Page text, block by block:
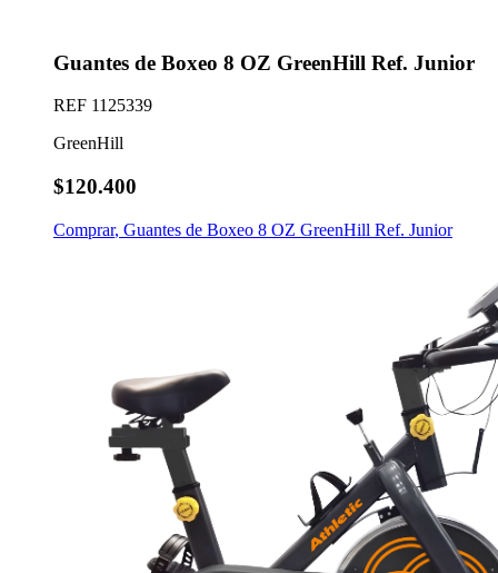
Guantes de Boxeo 8 OZ GreenHill Ref. Junior
REF 1125339
GreenHill
$120.400
Comprar, Guantes de Boxeo 8 OZ GreenHill Ref. Junior